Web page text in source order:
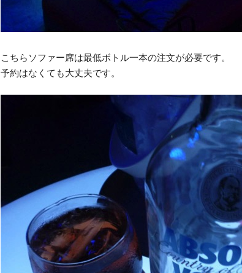
こちらソファー席は最低ボトル一本の注文が必要です。
予約はなくても大丈夫です。